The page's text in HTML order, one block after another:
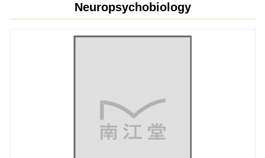
Neuropsychobiology